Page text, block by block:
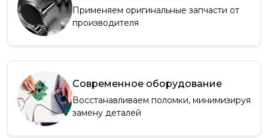
Применяем оригинальные запчасти от
производителя
Современное оборудование
Восстанавливаем поломки, минимизируя
замену деталей